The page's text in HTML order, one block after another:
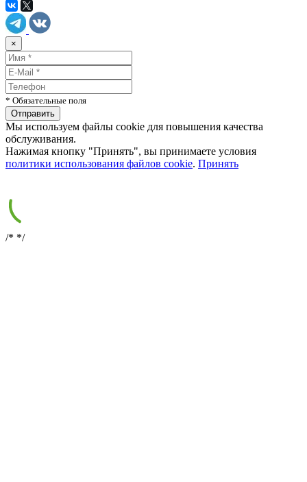
×
* Обязательные поля
Мы используем файлы cookie для повышения качества
обслуживания.
Нажимая кнопку "Принять", вы принимаете условия
политики использования файлов cookie. Принять
/* */